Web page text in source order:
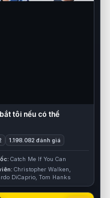
tôi nếu có thể
1.198.082 đánh giá
Catch Me If You Can
Christopher Walken,
DiCaprio, Tom Hanks